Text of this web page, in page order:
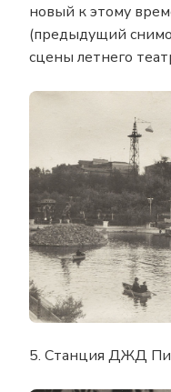
новый к этому
(предыдущий
сцены летнего
5. Станция ДЖД